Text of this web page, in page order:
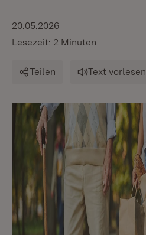
20.05.2026
Lesezeit: 2 Minuten
Teilen Text vorlesen